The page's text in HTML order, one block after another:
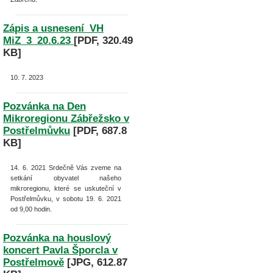
Zápis a usnesení_VH
MiZ_3_20.6.23 [PDF, 320.49
KB]
10. 7. 2023
Pozvánka na Den
Mikroregionu Zábřežsko v
Postřelmůvku [PDF, 687.8
KB]
14. 6. 2021 Srdečně Vás zveme na
setkání obyvatel našeho
mikroregionu, které se uskuteční v
Postřelmůvku, v sobotu 19. 6. 2021
od 9,00 hodin.
Pozvánka na houslový
koncert Pavla Šporcla v
Postřelmově [JPG, 612.87